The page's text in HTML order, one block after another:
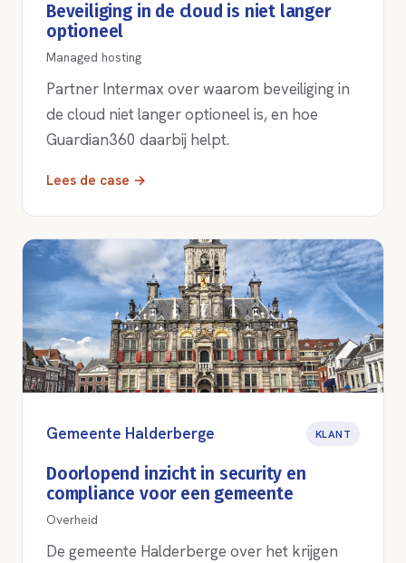
Beveiliging in de cloud is niet langer
optioneel
Managed hosting
Partner Intermax over waarom beveiliging in
de cloud niet langer optioneel is, en hoe
Guardian360 daarbij helpt.
Lees de case →
Gemeente Halderberge KLANT
Doorlopend inzicht in security en
compliance voor een gemeente
Overheid
De gemeente Halderberge over het krijgen